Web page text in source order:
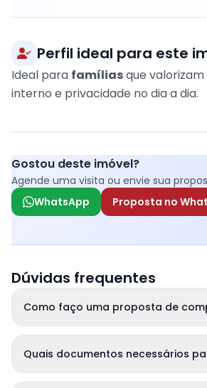
Perfil ideal para este
Ideal para famíliasque
interno e privacidade no dia a dia.
Gostou deste imóvel?
Agende uma visita ou envie sua
WhatsApp
Proposta no
Dúvidas frequentes
Como faço uma proposta de
Quais documentos necessários